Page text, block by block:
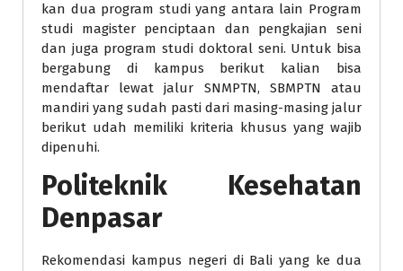
kan dua program studi yang antara lain Program
studi magister penciptaan dan pengkajian seni
dan juga program studi doktoral seni. Untuk bisa
bergabung di kampus berikut kalian bisa
mendaftar lewat jalur SNMPTN, SBMPTN atau
mandiri yang sudah pasti dari masing-masing jalur
berikut udah memiliki kriteria khusus yang wajib
dipenuhi.
Politeknik Kesehatan
Denpasar
Rekomendasi kampus negeri di Bali yang ke dua